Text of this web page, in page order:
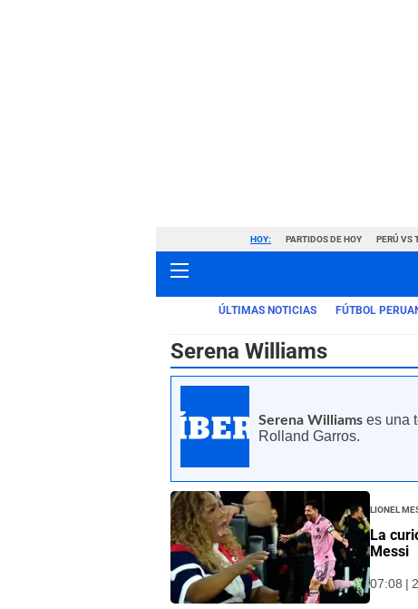
HOY: PARTIDOS DE HOY PERÚ VS
ÚLTIMAS NOTICIAS FÚTBOL
Serena Williams
Serena Williams es una
Rolland Garros.
Lionel
La
Messi
07:08 |